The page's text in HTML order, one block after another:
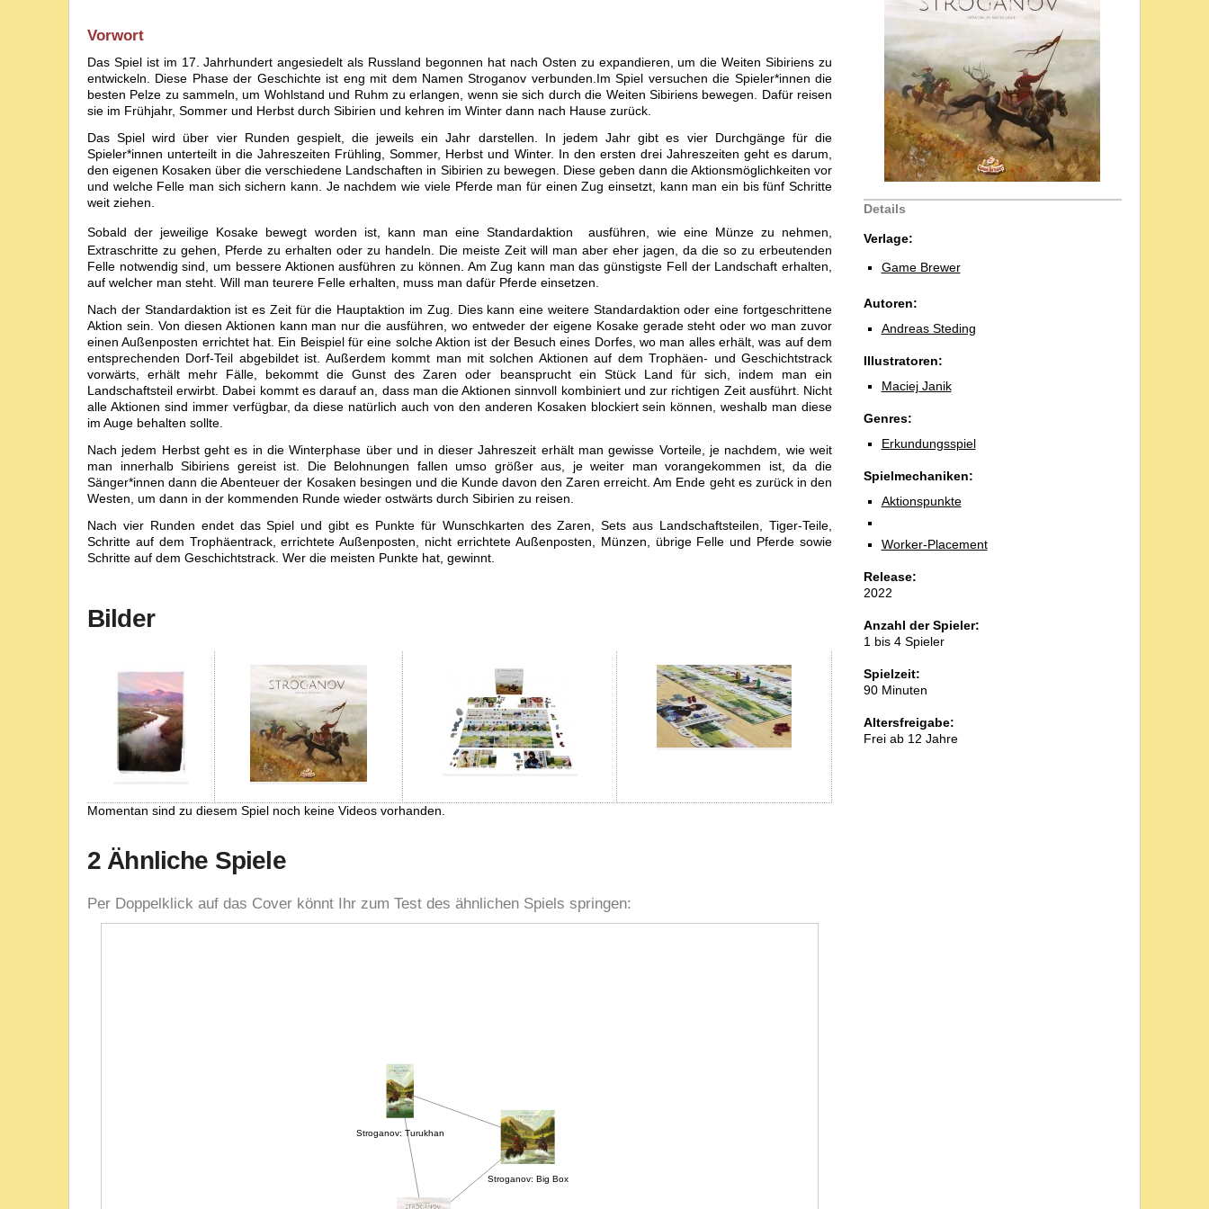
Details
Verlage:
Game Brewer
Autoren:
Andreas Steding
Illustratoren:
Maciej Janik
Genres:
Erkundungsspiel
Spielmechaniken:
Aktionspunkte
Worker-Placement
Release:
2022
Anzahl der Spieler:
1 bis 4 Spieler
Spielzeit:
90 Minuten
Altersfreigabe:
Frei ab 12 Jahre
Vorwort
Das Spiel ist im 17. Jahrhundert angesiedelt als Russland begonnen hat nach Osten zu expandieren, um die Weiten Sibiriens zu
entwickeln. Diese Phase der Geschichte ist eng mit dem Namen Stroganov verbunden.Im Spiel versuchen die Spieler*innen die
besten Pelze zu sammeln, um Wohlstand und Ruhm zu erlangen, wenn sie sich durch die Weiten Sibiriens bewegen. Dafür reisen
sie im Frühjahr, Sommer und Herbst durch Sibirien und kehren im Winter dann nach Hause zurück.
Das Spiel wird über vier Runden gespielt, die jeweils ein Jahr darstellen. In jedem Jahr gibt es vier Durchgänge für die
Spieler*innen unterteilt in die Jahreszeiten Frühling, Sommer, Herbst und Winter. In den ersten drei Jahreszeiten geht es darum,
den eigenen Kosaken über die verschiedene Landschaften in Sibirien zu bewegen. Diese geben dann die Aktionsmöglichkeiten vor
und welche Felle man sich sichern kann. Je nachdem wie viele Pferde man für einen Zug einsetzt, kann man ein bis fünf Schritte
weit ziehen.
Sobald der jeweilige Kosake bewegt worden ist, kann man eine Standardaktion
ausführen, wie eine Münze zu nehmen,
Extraschritte zu gehen, Pferde zu erhalten oder zu handeln. Die meiste Zeit will man aber eher jagen, da die so zu erbeutenden
Felle notwendig sind, um bessere Aktionen ausführen zu können. Am Zug kann man das günstigste Fell der Landschaft erhalten,
auf welcher man steht. Will man teurere Felle erhalten, muss man dafür Pferde einsetzen.
Nach der Standardaktion ist es Zeit für die Hauptaktion im Zug. Dies kann eine weitere Standardaktion oder eine fortgeschrittene
Aktion sein. Von diesen Aktionen kann man nur die ausführen, wo entweder der eigene Kosake gerade steht oder wo man zuvor
einen Außenposten errichtet hat. Ein Beispiel für eine solche Aktion ist der Besuch eines Dorfes, wo man alles erhält, was auf dem
entsprechenden Dorf-Teil abgebildet ist. Außerdem kommt man mit solchen Aktionen auf dem Trophäen- und Geschichtstrack
vorwärts, erhält mehr Fälle, bekommt die Gunst des Zaren oder beansprucht ein Stück Land für sich, indem man ein
Landschaftsteil erwirbt. Dabei kommt es darauf an, dass man die Aktionen sinnvoll kombiniert und zur richtigen Zeit ausführt. Nicht
alle Aktionen sind immer verfügbar, da diese natürlich auch von den anderen Kosaken blockiert sein können, weshalb man diese
im Auge behalten sollte.
Nach jedem Herbst geht es in die Winterphase über und in dieser Jahreszeit erhält man gewisse Vorteile, je nachdem, wie weit
man innerhalb Sibiriens gereist ist. Die Belohnungen fallen umso größer aus, je weiter man vorangekommen ist, da die
Sänger*innen dann die Abenteuer der Kosaken besingen und die Kunde davon den Zaren erreicht. Am Ende geht es zurück in den
Westen, um dann in der kommenden Runde wieder ostwärts durch Sibirien zu reisen.
Nach vier Runden endet das Spiel und gibt es Punkte für Wunschkarten des Zaren, Sets aus Landschaftsteilen, Tiger-Teile,
Schritte auf dem Trophäentrack, errichtete Außenposten, nicht errichtete Außenposten, Münzen, übrige Felle und Pferde sowie
Schritte auf dem Geschichtstrack. Wer die meisten Punkte hat, gewinnt.
Bilder
Momentan sind zu diesem Spiel noch keine Videos vorhanden.
2 Ähnliche Spiele
Per Doppelklick auf das Cover könnt Ihr zum Test des ähnlichen Spiels springen:
Stroganov: Big Box
Stroganov: Turukhan